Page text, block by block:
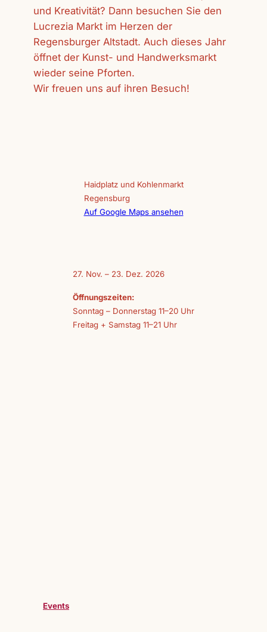
und Kreativität? Dann besuchen Sie den
Lucrezia Markt im Herzen der
Regensburger Altstadt. Auch dieses Jahr
öffnet der Kunst- und Handwerksmarkt
wieder seine Pforten.
Wir freuen uns auf ihren Besuch!
Haidplatz und Kohlenmarkt
Regensburg
Auf Google Maps ansehen
27. Nov. – 23. Dez. 2026
Öffnungszeiten:
Sonntag – Donnerstag 11–20 Uhr
Freitag + Samstag 11–21 Uhr
Events